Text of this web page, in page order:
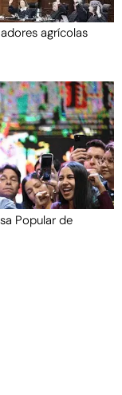
agrícolas
Popular de